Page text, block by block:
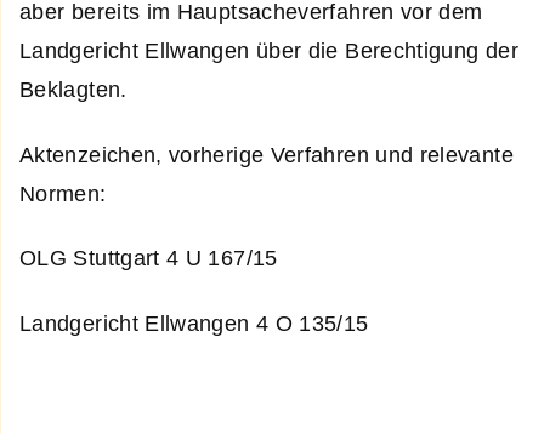
aber bereits im Hauptsacheverfahren vor dem
Landgericht Ellwangen über die Berechtigung der
Beklagten.
Aktenzeichen, vorherige Verfahren und relevante
Normen:
OLG Stuttgart 4 U 167/15
Landgericht Ellwangen 4 O 135/15